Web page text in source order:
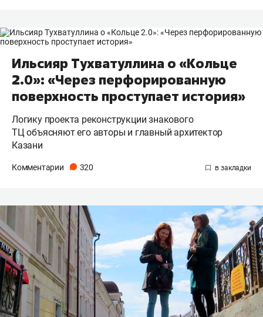
Ильсияр Тухватуллина о «Кольце
2.0»: «Через перфорированную
поверхность проступает история»
Логику проекта реконструкции знакового
ТЦ объясняют его авторы и главный архитектор
Казани
Комментарии 320